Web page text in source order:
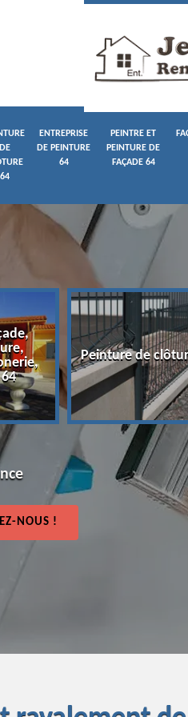
DE
64
ENTREPRISE
DE PEINTURE
64
PEINTRE ET
PEINTURE DE
FAÇADE 64
Peinture de
NOUS !